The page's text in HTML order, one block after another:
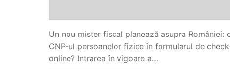
Un nou mister fiscal planează asupra României:
CNP-ul persoanelor fizice în formularul de
online? Intrarea în vigoare a…